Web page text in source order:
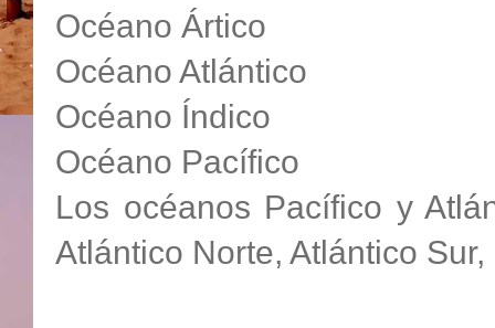
Océano Ártico
Océano Atlántico
Océano Índico
Océano Pacífico
Los océanos Pacífico y
Atlántico Norte, Atlántico